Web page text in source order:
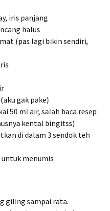
iris panjang
halus
(pas lagi bikin sendiri,
gak pake)
50 ml air, salah baca resep
kental bingitss)
di dalam 3 sendok teh
untuk menumis
giling sampai rata.